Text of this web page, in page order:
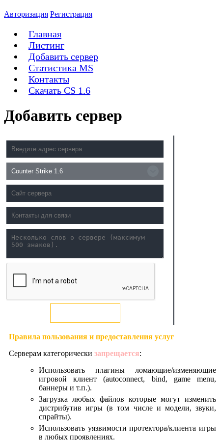
Авторизация Регистрация
Главная
Листинг
Добавить сервер
Статистика MS
Контакты
Скачать CS 1.6
Добавить сервер
Правила пользования и предоставления услуг
Серверам категорически запрещается:
Использовать плагины ломающие/изменяющие
игровой клиент (autoconnect, bind, game menu,
баннеры и т.п.).
Загрузка любых файлов которые могут изменить
дистрибутив игры (в том числе и модели, звуки,
спрайты).
Использовать уязвимости протектора/клиента игры
в любых проявлениях.